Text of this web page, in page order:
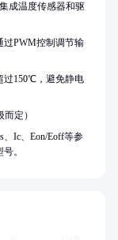
成温度传感器和驱
过PWM控制调节输
过150℃，避免静电
定）
Ic、Eon/Eoff等参
。